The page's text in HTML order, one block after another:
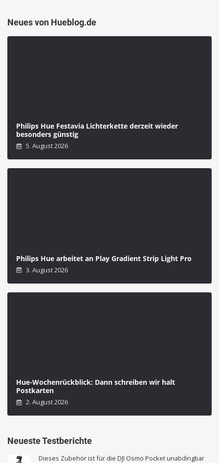
Neues von Hueblog.de
Philips Hue Festavia Lichterkette derzeit wieder
besonders günstig
5. August 2026
Philips Hue arbeitet an Play Gradient Strip Light Pro
3. August 2026
Hue-Wochenrückblick: Dann schreiben wir halt
Postkarten
2. August 2026
Neueste Testberichte
Dieses Zubehör ist für die DJI Osmo Pocket unabdingbar